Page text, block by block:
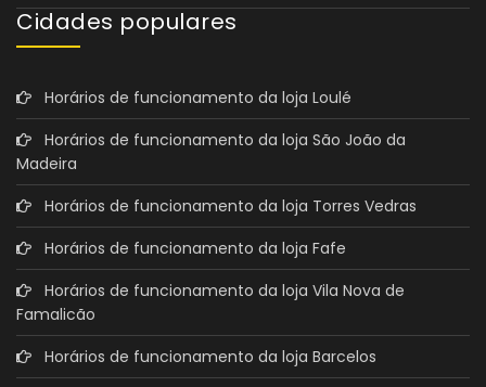
Cidades populares
Horários de funcionamento da loja Loulé
Horários de funcionamento da loja São João da
Madeira
Horários de funcionamento da loja Torres Vedras
Horários de funcionamento da loja Fafe
Horários de funcionamento da loja Vila Nova de
Famalicão
Horários de funcionamento da loja Barcelos